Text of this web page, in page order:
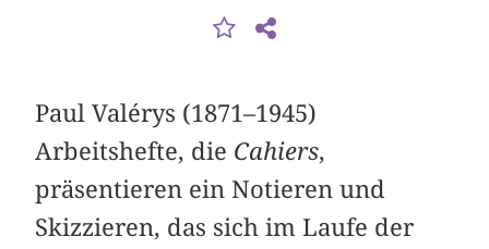
Paul Valérys (1871–1945)
Arbeitshefte, die Cahiers,
präsentieren ein Notieren und
Skizzieren, das sich im Laufe der